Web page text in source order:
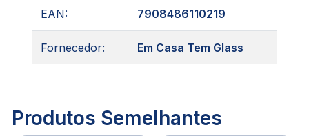
EAN: 7908486110219
Fornecedor: Em Casa Tem Glass
Produtos Semelhantes